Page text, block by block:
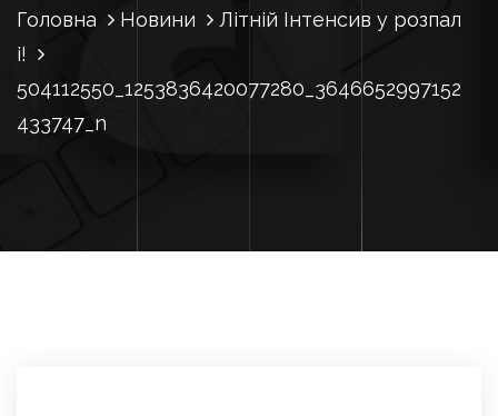
Головна Новини
Літній Інтенсив у розпал
і!
504112550_1253836420077280_3646652997152
433747_n